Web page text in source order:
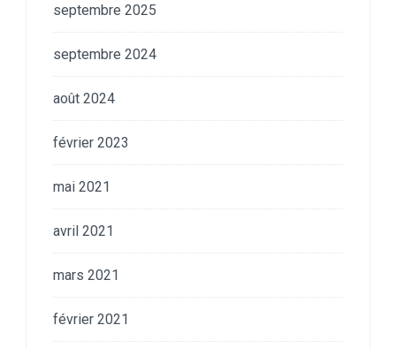
septembre 2025
septembre 2024
août 2024
février 2023
mai 2021
avril 2021
mars 2021
février 2021